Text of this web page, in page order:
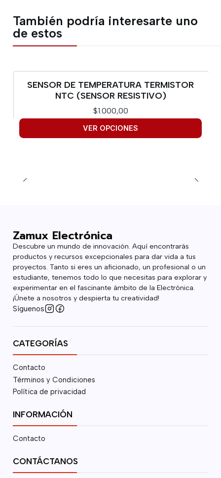
También podría interesarte uno
de estos
SENSOR DE TEMPERATURA TERMISTOR
NTC (SENSOR RESISTIVO)
$1.000,00
VER OPCIONES
Zamux Electrónica
Descubre un mundo de innovación. Aquí encontrarás
productos y recursos excepcionales para dar vida a tus
proyectos. Tanto si eres un aficionado, un profesional o un
estudiante, tenemos todo lo que necesitas para explorar y
experimentar en el fascinante ámbito de la Electrónica.
¡Únete a nosotros y despierta tu creatividad!
Síguenos
CATEGORÍAS
Contacto
Términos y Condiciones
Política de privacidad
INFORMACIÓN
Contacto
CONTÁCTANOS